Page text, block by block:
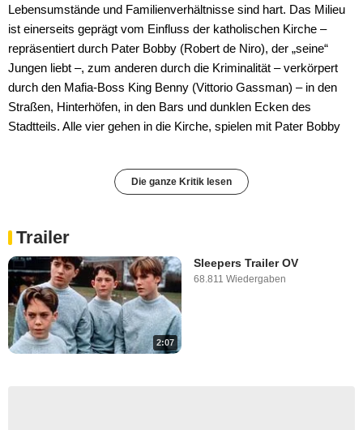
Lebensumstände und Familienverhältnisse sind hart. Das Milieu
ist einerseits geprägt vom Einfluss der katholischen Kirche –
repräsentiert durch Pater Bobby (Robert de Niro), der „seine“
Jungen liebt –, zum anderen durch die Kriminalität – verkörpert
durch den Mafia-Boss King Benny (Vittorio Gassman) – in den
Straßen, Hinterhöfen, in den Bars und dunklen Ecken des
Stadtteils. Alle vier gehen in die Kirche, spielen mit Pater Bobby
Die ganze Kritik lesen
Trailer
2:07
Sleepers Trailer OV
68.811 Wiedergaben